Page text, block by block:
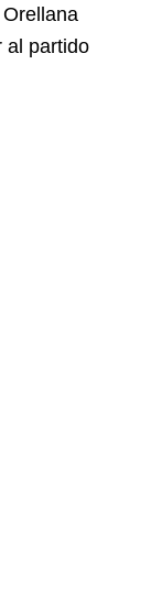
al partido